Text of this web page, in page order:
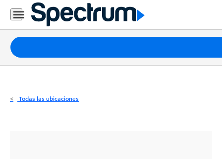
Residencial
Business
Paquetes
Internet
Todas las ubicaciones